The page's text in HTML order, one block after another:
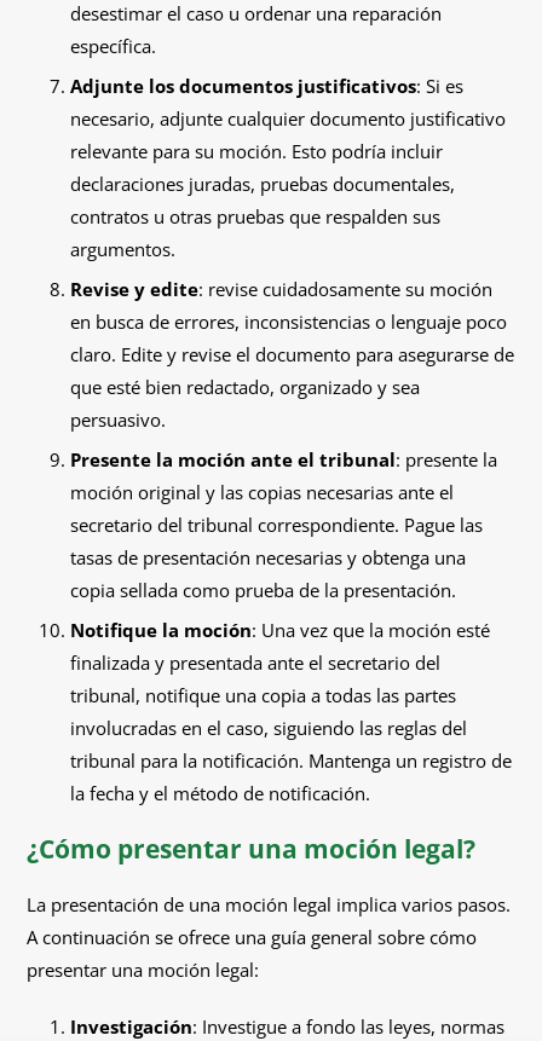
desestimar el caso u ordenar una reparación
específica.
Adjunte los documentos justificativos: Si es
necesario, adjunte cualquier documento justificativo
relevante para su moción. Esto podría incluir
declaraciones juradas, pruebas documentales,
contratos u otras pruebas que respalden sus
argumentos.
Revise y edite: revise cuidadosamente su moción
en busca de errores, inconsistencias o lenguaje poco
claro. Edite y revise el documento para asegurarse de
que esté bien redactado, organizado y sea
persuasivo.
Presente la moción ante el tribunal: presente la
moción original y las copias necesarias ante el
secretario del tribunal correspondiente. Pague las
tasas de presentación necesarias y obtenga una
copia sellada como prueba de la presentación.
Notifique la moción: Una vez que la moción esté
finalizada y presentada ante el secretario del
tribunal, notifique una copia a todas las partes
involucradas en el caso, siguiendo las reglas del
tribunal para la notificación. Mantenga un registro de
la fecha y el método de notificación.
¿Cómo presentar una moción legal?
La presentación de una moción legal implica varios pasos.
A continuación se ofrece una guía general sobre cómo
presentar una moción legal:
Investigación: Investigue a fondo las leyes, normas